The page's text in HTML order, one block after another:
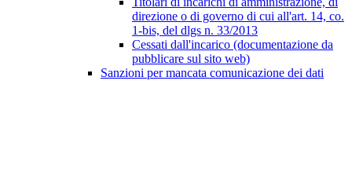
direzione o di governo di cui all'art. 14, co.
1-bis, del dlgs n. 33/2013
Cessati dall'incarico (documentazione da
pubblicare sul sito web)
Sanzioni per mancata comunicazione dei dati